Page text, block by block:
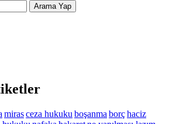
mirasceza hukuku boşanma borçhaciz